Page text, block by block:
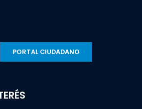
PORTAL CIUDADANO